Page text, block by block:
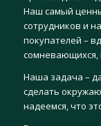
Наш самый
сотрудников и
покупателей –
Наша задача –
сделать
надеемся, что